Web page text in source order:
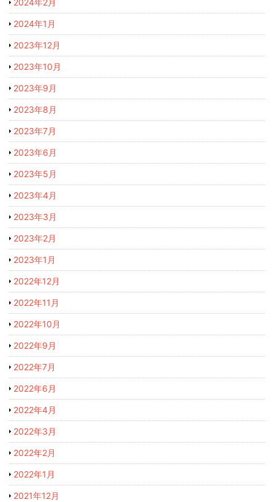
2024年2月
2024年1月
2023年12月
2023年10月
2023年9月
2023年8月
2023年7月
2023年6月
2023年5月
2023年4月
2023年3月
2023年2月
2023年1月
2022年12月
2022年11月
2022年10月
2022年9月
2022年7月
2022年6月
2022年4月
2022年3月
2022年2月
2022年1月
2021年12月